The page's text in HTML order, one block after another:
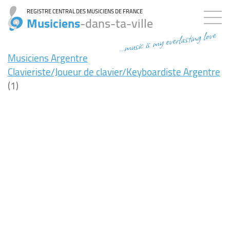
REGISTRE CENTRAL DES MUSICIENS DE FRANCE
Musiciens-dans-ta-ville
...music is my everlasting love
Musiciens Argentre
Clavieriste/Joueur de clavier/Keyboardiste Argentre
(1)